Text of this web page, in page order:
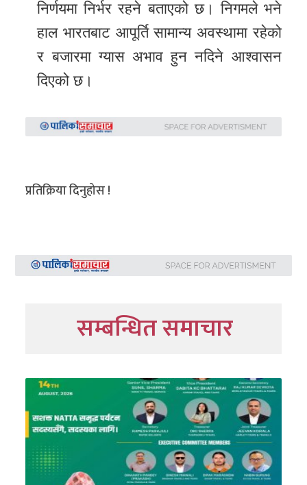
निर्णयमा निर्भर रहने बताएको छ। निगमले भने
हाल भारतबाट आपूर्ति सामान्य अवस्थामा रहेको
र बजारमा ग्यास अभाव हुन नदिने आश्वासन
दिएको छ।
प्रतिक्रिया दिनुहोस !
सम्बन्धित समाचार